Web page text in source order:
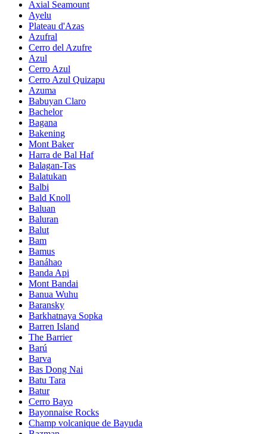
Axial Seamount
Ayelu
Plateau d'Azas
Azufral
Cerro del Azufre
Azul
Cerro Azul
Cerro Azul Quizapu
Azuma
Babuyan Claro
Bachelor
Bagana
Bakening
Mont Baker
Harra de Bal Haf
Balagan-Tas
Balatukan
Balbi
Bald Knoll
Baluan
Baluran
Balut
Bam
Bamus
Banáhao
Banda Api
Mont Bandai
Banua Wuhu
Baransky
Barkhatnaya Sopka
Barren Island
The Barrier
Barú
Barva
Bas Dong Nai
Batu Tara
Batur
Cerro Bayo
Bayonnaise Rocks
Champ volcanique de Bayuda